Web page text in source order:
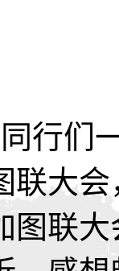
行们
联大会
图联大